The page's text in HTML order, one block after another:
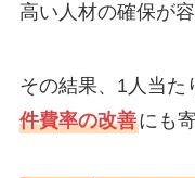
高い人材の確保が
その結果、1人当た
件費率の改善にも